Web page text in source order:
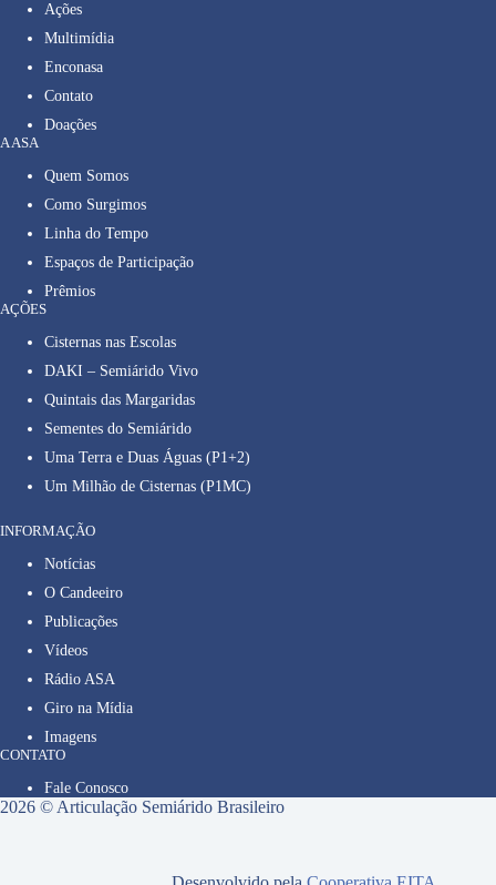
Ações
Multimídia
Enconasa
Contato
Doações
A ASA
Quem Somos
Como Surgimos
Linha do Tempo
Espaços de Participação
Prêmios
AÇÕES
Cisternas nas Escolas
DAKI – Semiárido Vivo
Quintais das Margaridas
Sementes do Semiárido
Uma Terra e Duas Águas (P1+2)
Um Milhão de Cisternas (P1MC)
INFORMAÇÃO
Notícias
O Candeeiro
Publicações
Vídeos
Rádio ASA
Giro na Mídia
Imagens
CONTATO
Fale Conosco
2026 © Articulação Semiárido Brasileiro